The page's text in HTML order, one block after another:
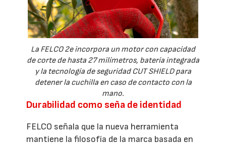
La FELCO 2e incorpora un motor con capacidad
de corte de hasta 27 milímetros, batería integrada
y la tecnología de seguridad CUT SHIELD para
detener la cuchilla en caso de contacto con la
mano.
Durabilidad como seña de identidad
FELCO señala que la nueva herramienta
mantiene la filosofía de la marca basada en